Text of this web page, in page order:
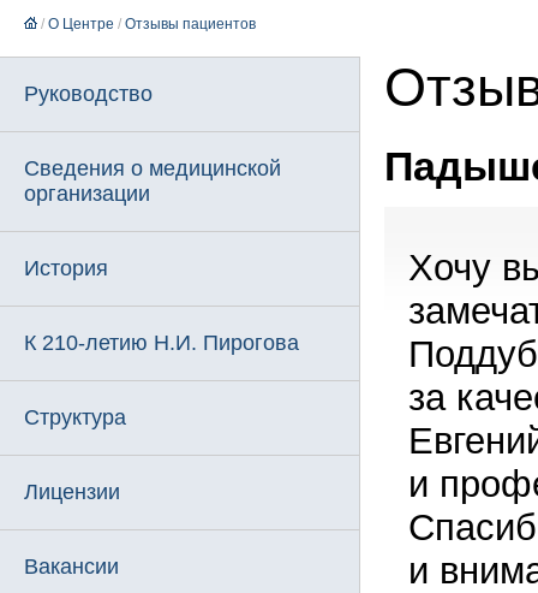
/ О Центре / Отзывы пациентов
Руководство
Сведения о медицинской
организации
История
К 210-летию Н.И. Пирогова
Структура
Лицензии
Вакансии
Хочу
за
и
и